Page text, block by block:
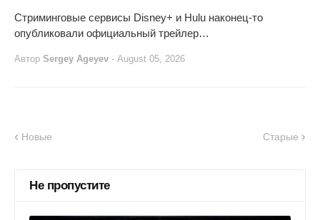
Стриминговые сервисы Disney+ и Hulu наконец-то
опубликовали официальный трейлер…
Автор Sergey Ageyev - August 05, 2026
Новые Старые
Не пропустите